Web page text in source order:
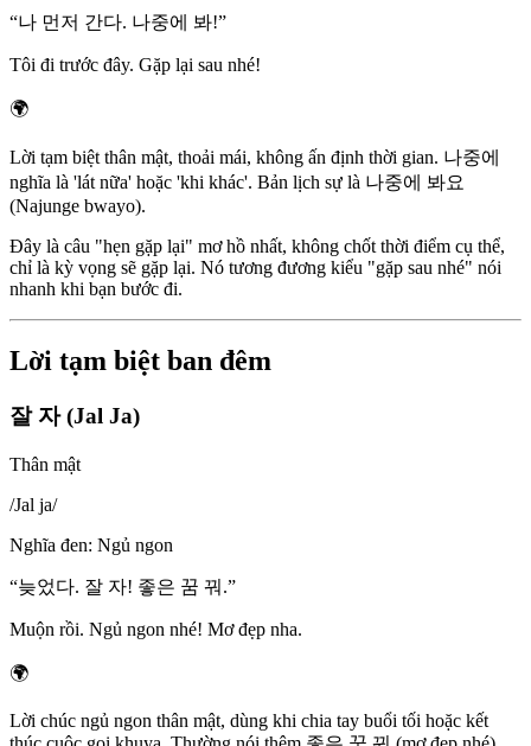
“나 먼저 간다. 나중에 봐!”
Tôi đi trước đây. Gặp lại sau nhé!
🌍
Lời tạm biệt thân mật, thoải mái, không ấn định thời gian. 나중에
nghĩa là 'lát nữa' hoặc 'khi khác'. Bản lịch sự là 나중에 봐요
(Najunge bwayo).
Đây là câu "hẹn gặp lại" mơ hồ nhất, không chốt thời điểm cụ thể,
chỉ là kỳ vọng sẽ gặp lại. Nó tương đương kiểu "gặp sau nhé" nói
nhanh khi bạn bước đi.
Lời tạm biệt ban đêm
잘 자 (Jal Ja)
Thân mật
/Jal ja/
Nghĩa đen: Ngủ ngon
“늦었다. 잘 자! 좋은 꿈 꿔.”
Muộn rồi. Ngủ ngon nhé! Mơ đẹp nha.
🌍
Lời chúc ngủ ngon thân mật, dùng khi chia tay buổi tối hoặc kết